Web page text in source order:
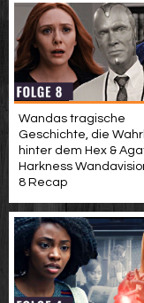
Wandas tragische
Geschichte, die
hinter dem Hex &
Harkness
8 Recap